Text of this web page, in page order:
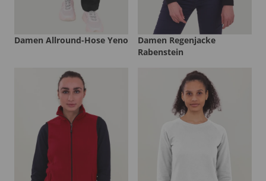
Damen Allround-Hose Yeno
Damen Regenjacke
Rabenstein